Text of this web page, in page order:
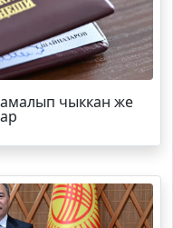
чыккан же